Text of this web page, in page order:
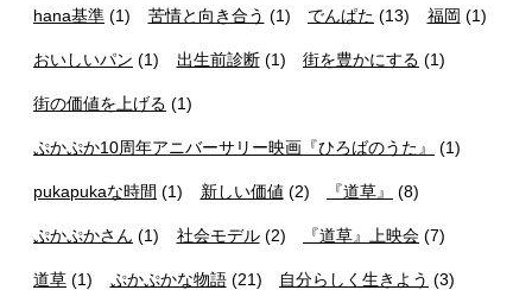
hana基準 (1) 苦情と向き合う (1) でんぱた (13) 福岡 (1)
おいしいパン (1) 出生前診断(1) 街を豊かにする (1)
街の価値を上げる (1)
ぷかぷか10周年アニバーサリー映画『ひろばのうた』 (1)
pukapukaな時間 (1) 新しい価値 (2) 『道草』 (8)
ぷかぷかさん (1) 社会モデル(2) 『道草』上映会 (7)
道草 (1) ぷかぷかな物語(21) 自分らしく生きよう (3)